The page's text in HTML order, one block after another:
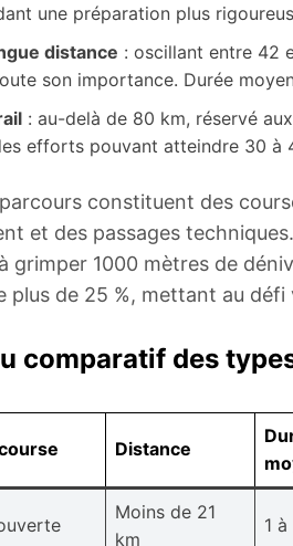
une préparation plus
distance : oscillant entre 42
son importance. Durée
: au-delà de 80 km, réservé
efforts pouvant atteindre 30 à
constituent des
et des passages
grimper 1000 mètres de
plus de 25 %, mettant au
comparatif des
Distance
Moins de 21
km
1